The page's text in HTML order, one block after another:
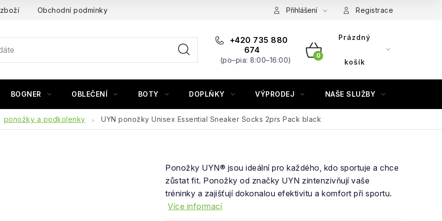
Obchodní podmínky Přihlášení Registrace
+420 735 880
674
(po–pia: 8:00–16:00) NÁKUPNÍ
Prázdný
košík
BOGNER OBLEČENÍ BOTY DOPLŇKY VÝPRODEJ NAŠE SLUŽBY
ponožky a podkolenky UYN ponožky Unisex Essential Sneaker Socks 2prs Pack black
Ponožky UYN® jsou ideální pro každého, kdo sportuje a chce
zůstat fit. Ponožky od značky UYN zintenzivňují vaše
tréninky a zajišťují dokonalou efektivitu a komfort při sportu.
Více informací